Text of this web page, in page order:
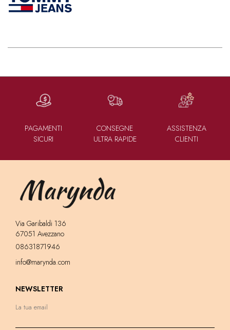
PAGAMENTI
SICURI
CONSEGNE
ULTRA RAPIDE
ASSISTENZA
CLIENTI
Via Garibaldi 136
67051 Avezzano
08631871946
info@marynda.com
NEWSLETTER